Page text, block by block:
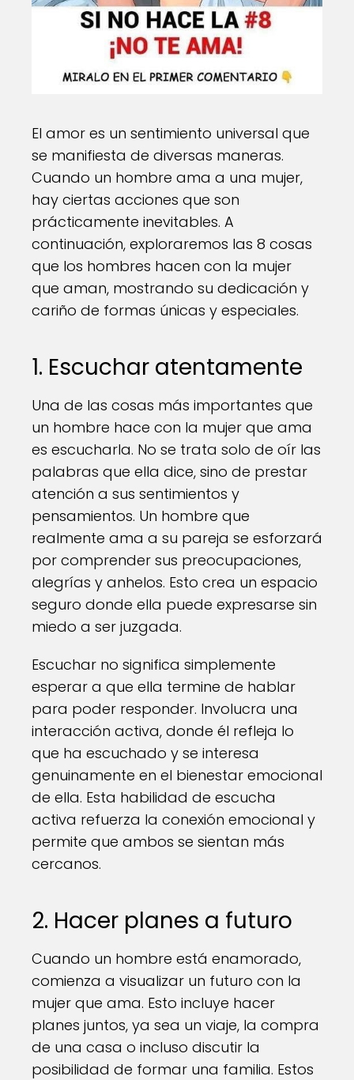
El amor es un sentimiento universal que
se manifiesta de diversas maneras.
Cuando un hombre ama a una mujer,
hay ciertas acciones que son
prácticamente inevitables. A
continuación, exploraremos las 8 cosas
que los hombres hacen con la mujer
que aman, mostrando su dedicación y
cariño de formas únicas y especiales.
1. Escuchar atentamente
Una de las cosas más importantes que
un hombre hace con la mujer que ama
es escucharla. No se trata solo de oír las
palabras que ella dice, sino de prestar
atención a sus sentimientos y
pensamientos. Un hombre que
realmente ama a su pareja se esforzará
por comprender sus preocupaciones,
alegrías y anhelos. Esto crea un espacio
seguro donde ella puede expresarse sin
miedo a ser juzgada.
Escuchar no significa simplemente
esperar a que ella termine de hablar
para poder responder. Involucra una
interacción activa, donde él refleja lo
que ha escuchado y se interesa
genuinamente en el bienestar emocional
de ella. Esta habilidad de escucha
activa refuerza la conexión emocional y
permite que ambos se sientan más
cercanos.
2. Hacer planes a futuro
Cuando un hombre está enamorado,
comienza a visualizar un futuro con la
mujer que ama. Esto incluye hacer
planes juntos, ya sea un viaje, la compra
de una casa o incluso discutir la
posibilidad de formar una familia. Estos